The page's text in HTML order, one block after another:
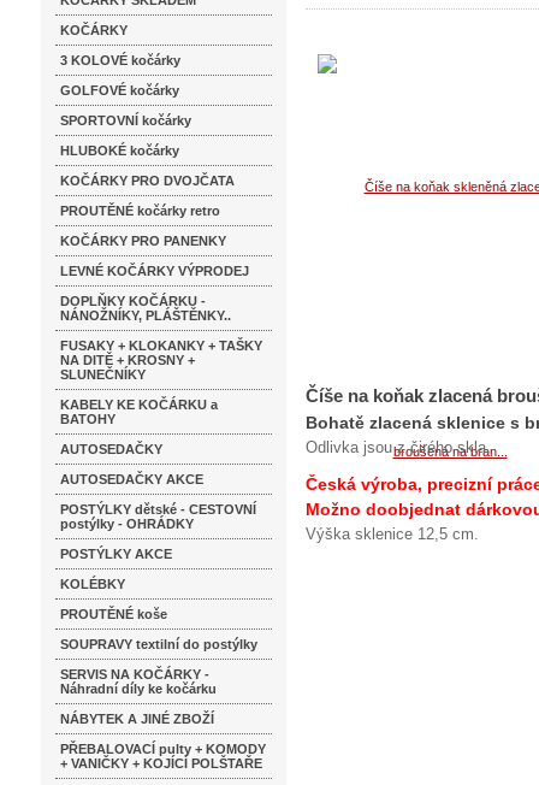
KOČÁRKY
3 KOLOVÉ kočárky
GOLFOVÉ kočárky
SPORTOVNÍ kočárky
HLUBOKÉ kočárky
KOČÁRKY PRO DVOJČATA
PROUTĚNÉ kočárky retro
KOČÁRKY PRO PANENKY
LEVNÉ KOČÁRKY VÝPRODEJ
DOPLŇKY KOČÁRKU -
NÁNOŽNÍKY, PLÁŠTĚNKY..
FUSAKY + KLOKANKY + TAŠKY
NA DITĚ + KROSNY +
SLUNEČNÍKY
KABELY KE KOČÁRKU a
BATOHY
AUTOSEDAČKY
AUTOSEDAČKY AKCE
POSTÝLKY dětské - CESTOVNÍ
postýlky - OHRÁDKY
POSTÝLKY AKCE
KOLÉBKY
PROUTĚNÉ koše
SOUPRAVY textilní do postýlky
SERVIS NA KOČÁRKY -
Náhradní díly ke kočárku
NÁBYTEK A JINÉ ZBOŽÍ
PŘEBALOVACÍ pulty + KOMODY
+ VANIČKY + KOJÍCÍ POLŠTAŘE
Číše na koňak zlacená
Bohatě zlacená sklenice s
Odlivka jsou z čirého skla.
Česká výroba, precizní
Možno doobjednat
Výška sklenice 12,5 cm.